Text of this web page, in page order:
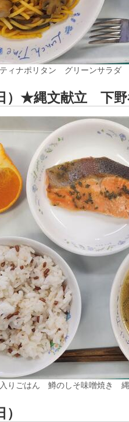
ティナポリタン グリーンサラ
）★縄文献立 下野
りごはん 鱒のしそ味噌焼き